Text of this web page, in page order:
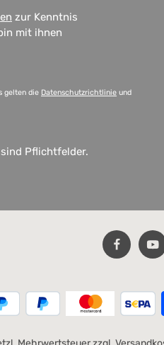
zur Kenntnis
mit ihnen
gelten die Datenschutzrichtlinie und
Pflichtfelder.